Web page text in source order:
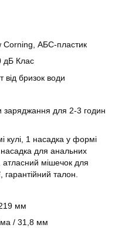
Corning, АБС-пластик
дБ Клас
від бризок води
заряджання для 2-3 годин
кулі, 1 насадка у формі
для анальних
мішечок для
гарантійний талон.
мм
/ 31,8 мм